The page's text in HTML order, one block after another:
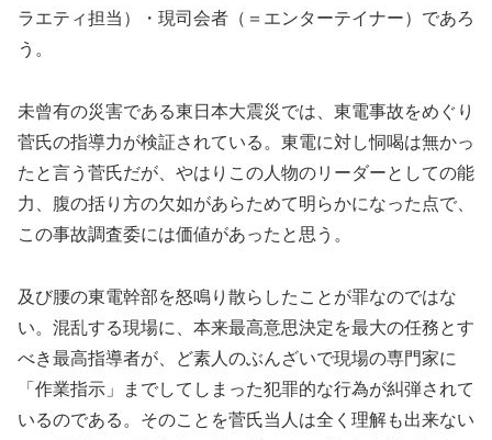
ラエティ担当）・現司会者（＝エンターテイナー）であろ
う。
未曾有の災害である東日本大震災では、東電事故をめぐり
菅氏の指導力が検証されている。東電に対し恫喝は無かっ
たと言う菅氏だが、やはりこの人物のリーダーとしての能
力、腹の括り方の欠如があらためて明らかになった点で、
この事故調査委には価値があったと思う。
及び腰の東電幹部を怒鳴り散らしたことが罪なのではな
い。混乱する現場に、本来最高意思決定を最大の任務とす
べき最高指導者が、ど素人のぶんざいで現場の専門家に
「作業指示」までしてしまった犯罪的な行為が糾弾されて
いるのである。そのことを菅氏当人は全く理解も出来ない